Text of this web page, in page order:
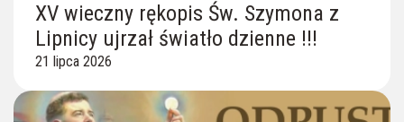
XV wieczny rękopis Św. Szymona z
Lipnicy ujrzał światło dzienne !!!
21 lipca 2026